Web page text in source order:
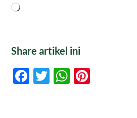
Memuat...
Share artikel ini
Facebook
TwitterWhatsApp